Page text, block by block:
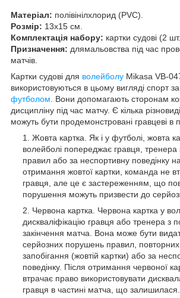
Матеріал: полівінілхлорид (PVC).
Розмір: 13х15 см.
Комплектація набору: картки судові (2
Призначення: длямальовства під час
матчів.
Картки судові для волейболу Mikasa VB-
використовуються в цьому вигляді спорт
футболом . Вони допомагають сторонам
дисципліну під час матчу. Є кілька
можуть бути продемонстровані гравцеві в
Жовта картка. Як і у футболі, жовта
волейболі попереджає гравця,
правил або за неспортивну поведінку
отримання жовтої картки, команда не
гравця, але це є застереженням, що
порушення можуть призвести до
Червона картка. Червона картка у
дискваліфікацію гравця або тренера з
закінчення матча. Вона може бути
серйозних порушень правил,
запобігання (жовтій картки) або за
поведінку. Після отримання червоної
втрачає право використовувати
гравця в частині матча, що залишилася.